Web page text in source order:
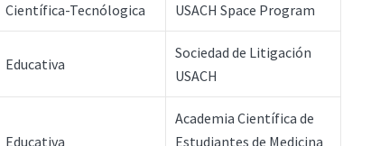
Científica-Tecnólogica USACH Space Program
Educativa
Sociedad de Litigación
USACH
Educativa
Academia Científica de
Estudiantes de Medicina